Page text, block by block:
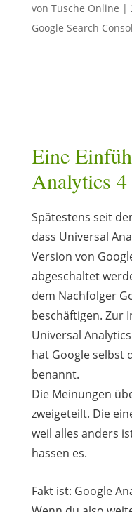
von Tusche Online |
Google Search
Eine
Analytics 4
Spätestens seit
dass Universal
Version von
abgeschaltet
dem Nachfolger
beschäftigen. Zur
Universal
hat Google selbst
benannt.
Die Meinungen
zweigeteilt. Die
weil alles anders
hassen es.
Fakt ist: Google